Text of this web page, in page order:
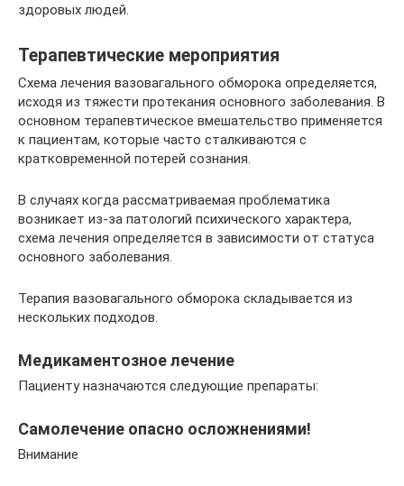
здоровых людей.
Терапевтические мероприятия
Схема лечения вазовагального обморока определяется,
исходя из тяжести протекания основного заболевания. В
основном терапевтическое вмешательство применяется
к пациентам, которые часто сталкиваются с
кратковременной потерей сознания.
В случаях когда рассматриваемая проблематика
возникает из-за патологий психического характера,
схема лечения определяется в зависимости от статуса
основного заболевания.
Терапия вазовагального обморока складывается из
нескольких подходов.
Медикаментозное лечение
Пациенту назначаются следующие препараты:
Самолечение опасно осложнениями!
Внимание